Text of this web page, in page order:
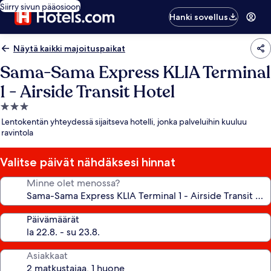
Siirry sivun pääosioon
Hanki sovellus
Näytä kaikki majoituspaikat
Sama-Sama Express KLIA Terminal
1 - Airside Transit Hotel
3.0
tähden
majoituspaikka
Lentokentän yhteydessä sijaitseva hotelli, jonka palveluihin kuuluu
ravintola
Valitse päivät nähdäksesi hinnat
Minne olet menossa?
Päivämäärät
Asiakkaat